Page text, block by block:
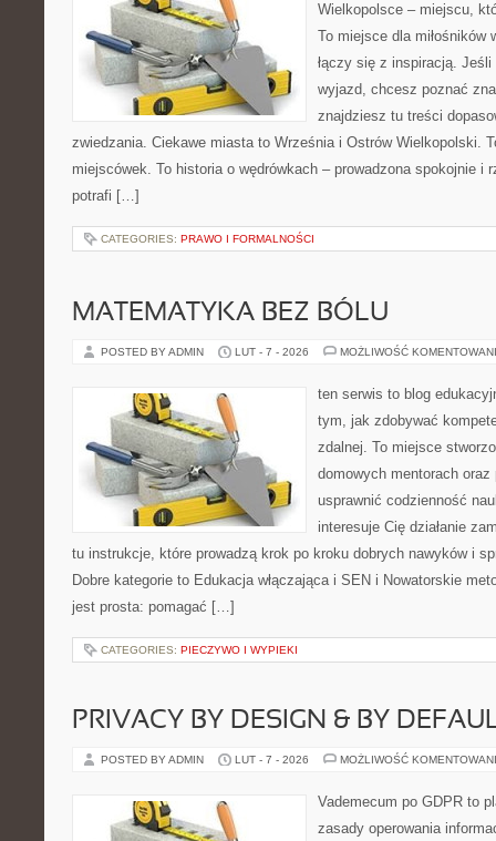
Wielkopolsce – miejscu,
To miejsce dla miłośników
łączy się z inspiracją.
wyjazd, chcesz poznać
znajdziesz tu treści
zwiedzania. Ciekawe miasta to Września i Ostrów Wielkopolski.
miejscówek. To historia o wędrówkach – prowadzona spokojnie i
potrafi […]
CATEGORIES: PRAWO I FORMALNOŚCI
MATEMATYKA BEZ BÓLU
POSTED BY ADMIN LUT - 7 - 2026 MOŻLIWOŚĆ
ten serwis to blog
tym, jak zdobywać
zdalnej. To miejsce
domowych mentorach
usprawnić codzienność
interesuje Cię działanie
tu instrukcje, które prowadzą krok po kroku dobrych nawyków i
Dobre kategorie to Edukacja włączająca i SEN i Nowatorskie
jest prosta: pomagać […]
CATEGORIES: PIECZYWO I WYPIEKI
PRIVACY BY DESIGN & BY
POSTED BY ADMIN LUT - 7 - 2026 MOŻLIWOŚĆ
Vademecum po GDPR to
zasady operowania